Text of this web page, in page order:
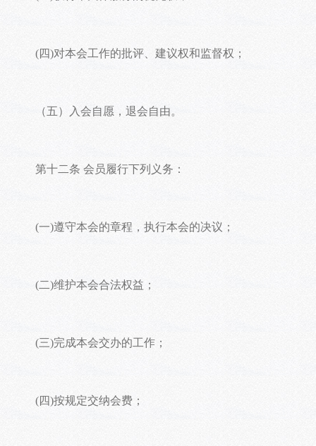
(四)对本会工作的批评、建议权和监督权；
（五）入会自愿，退会自由。
第十二条 会员履行下列义务：
(一)遵守本会的章程，执行本会的决议；
(二)维护本会合法权益；
(三)完成本会交办的工作；
(四)按规定交纳会费；